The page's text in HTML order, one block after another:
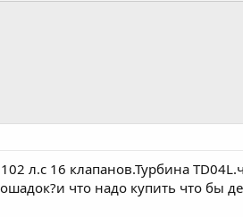
л.с 16 клапанов.Турбина
что надо купить что бы